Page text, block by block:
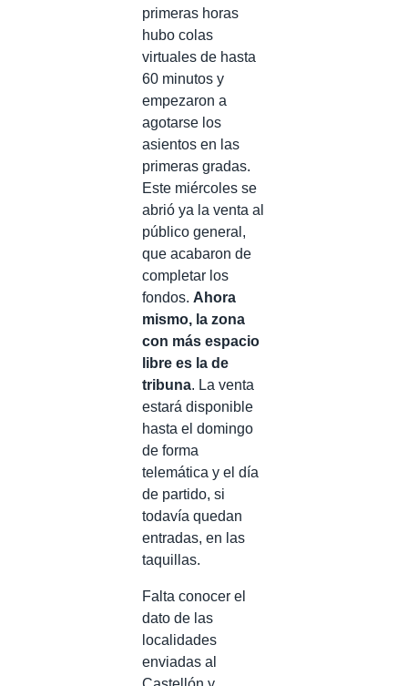
primeras horas
hubo colas
virtuales de hasta
60 minutos y
empezaron a
agotarse los
asientos en las
primeras gradas.
Este miércoles se
abrió ya la venta al
público general,
que acabaron de
completar los
fondos. Ahora
mismo, la zona
con más espacio
libre es la de
tribuna. La venta
estará disponible
hasta el domingo
de forma
telemática y el día
de partido, si
todavía quedan
entradas, en las
taquillas.
Falta conocer el
dato de las
localidades
enviadas al